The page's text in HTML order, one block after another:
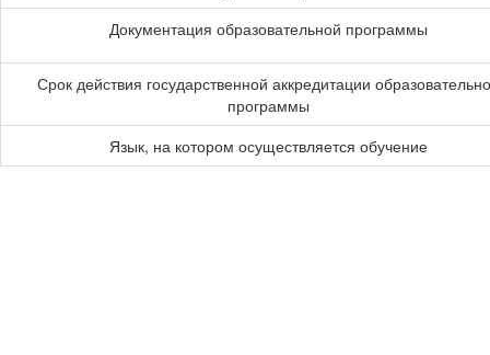
Документация образовательной программы
Срок действия государственной аккредитации
программы
Язык, на котором осуществляется обучение